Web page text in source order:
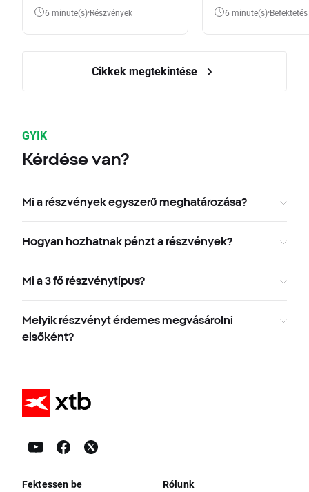
válasszunk?
6 minute(s) Részvények 6 minute(s) Befektetés
Cikkek megtekintése
GYIK
Kérdése van?
Mi a részvények egyszerű meghatározása?
Hogyan hozhatnak pénzt a részvények?
Mi a 3 fő részvénytípus?
Melyik részvényt érdemes megvásárolni
elsőként?
Fektessen be Rólunk